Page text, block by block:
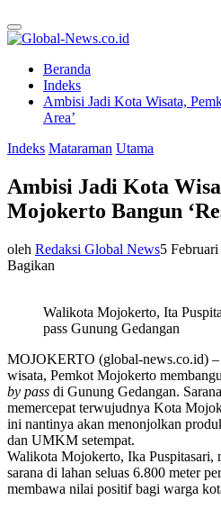
Primary
Menu
Beranda
Indeks
Ambisi Jadi Kota Wisata,
Area’
Indeks Mataraman Utama
Ambisi Jadi Kota
Mojokerto Bangun
oleh Redaksi Global News5
Bagikan
Walikota Mojokerto, Ita
pass Gunung Gedangan
MOJOKERTO (global-news.co.id)
wisata, Pemkot Mojokerto
by pass di Gunung Gedangan.
memercepat terwujudnya Kota
ini nantinya akan menonjolkan
dan UMKM setempat.
Walikota Mojokerto, Ika Puspitasari,
sarana di lahan seluas 6.800 meter
membawa nilai positif bagi warga